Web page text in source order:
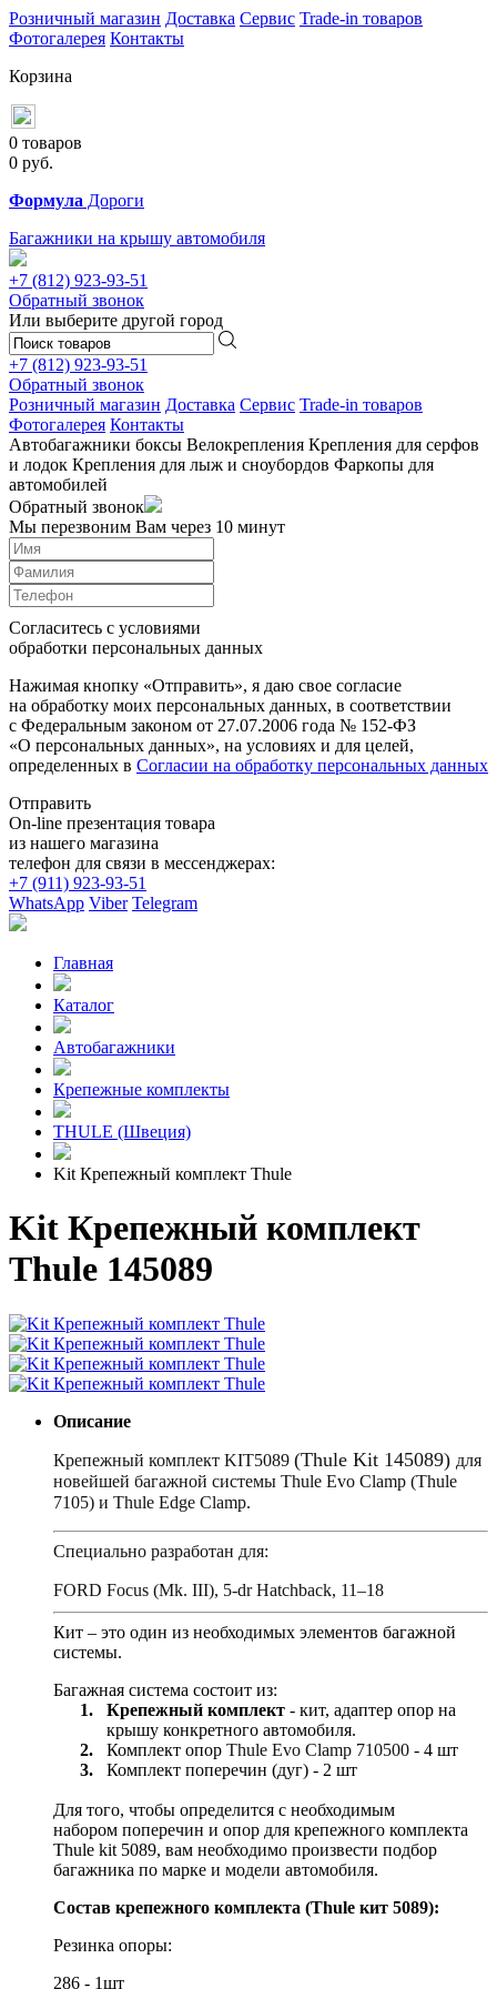
Розничный магазин Доставка Сервис Trade-in товаров
Фотогалерея Контакты
Корзина
0 товаров
0 руб.
Формула Дороги
Багажники на крышу автомобиля
+7 (812) 923-93-51
Обратный звонок
Или выберите другой город
+7 (812) 923-93-51
Обратный звонок
Розничный магазин Доставка Сервис Trade-in товаров
Фотогалерея Контакты
Автобагажники боксы Велокрепления Крепления для серфов
и лодок Крепления для лыж и сноубордов Фаркопы для
автомобилей
Обратный звонок
Мы перезвоним Вам через 10 минут
Согласитесь с условиями
обработки персональных данных
Нажимая кнопку «Отправить», я даю свое согласие
на обработку моих персональных данных, в соответствии
с Федеральным законом от 27.07.2006 года № 152-ФЗ
«О персональных данных», на условиях и для целей,
определенных в Согласии на обработку персональных данных
Отправить
On-line презентация товара
из нашего магазина
телефон для связи в мессенджерах:
+7 (911) 923-93-51
WhatsApp Viber Telegram
Главная
Каталог
Автобагажники
Крепежные комплекты
THULE (Швеция)
Kit Крепежный комплект Thule
Kit Крепежный комплект
Thule 145089
Описание
Крепежный комплект KIT5089 (Thule Kit 145089) для
новейшей багажной системы Thule Evo Clamp (Thule
7105) и Thule Edge Clamp.
Специально разработан для:
FORD Focus (Mk. III), 5-dr Hatchback, 11–18
Кит – это один из необходимых элементов багажной
системы.
Багажная система состоит из:
1.
Крепежный комплект - кит, адаптер опор на
крышу конкретного автомобиля.
2.
Комплект опор Thule Evo Clamp 710500 - 4 шт
3.
Комплект поперечин (дуг) - 2 шт
Для того, чтобы определится с необходимым
набором поперечин и опор для крепежного комплекта
Thule kit 5089, вам необходимо произвести подбор
багажника по марке и модели автомобиля.
Состав крепежного комплекта (Thule кит 5089):
Резинка опоры:
286 - 1шт